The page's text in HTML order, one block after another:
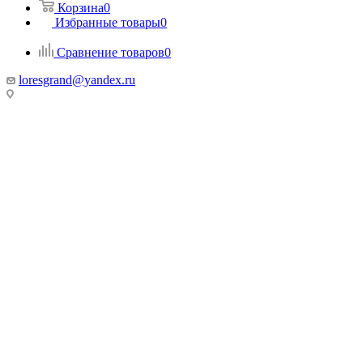
Корзина0
Избранные товары0
Сравнение товаров0
loresgrand@yandex.ru